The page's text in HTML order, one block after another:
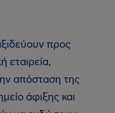
προς
απόσταση της
άφιξης και